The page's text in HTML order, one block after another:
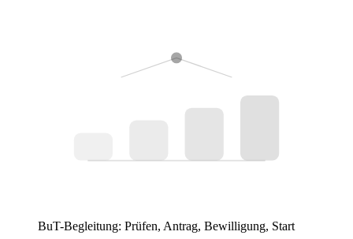
BuT-Begleitung: Prüfen, Antrag, Bewilligung, Start